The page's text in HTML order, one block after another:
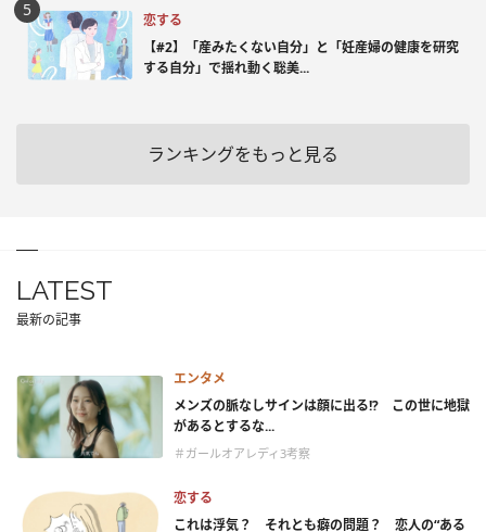
恋する
【#2】「産みたくない自分」と「妊産婦の健康を研究
する自分」で揺れ動く聡美...
ランキングをもっと見る
LATEST
最新の記事
エンタメ
メンズの脈なしサインは顔に出る!? この世に地獄
があるとするな...
＃ガールオアレディ3考察
恋する
これは浮気？ それとも癖の問題？ 恋人の“ある